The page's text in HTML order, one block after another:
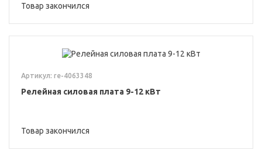
Товар закончился
Артикул: re-4063348
Релейная силовая плата 9-12 кВт
Товар закончился